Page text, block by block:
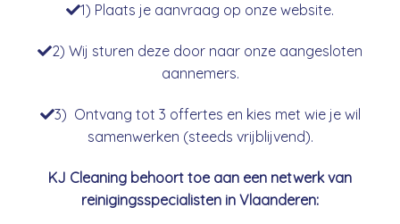
1) Plaats je aanvraag op onze website.
2) Wij sturen deze door naar onze aangesloten
aannemers.
3) Ontvang tot 3 offertes en kies met wie je wil
samenwerken (steeds vrijblijvend).
KJ Cleaning behoort toe aan een netwerk van
reinigingsspecialisten in Vlaanderen: